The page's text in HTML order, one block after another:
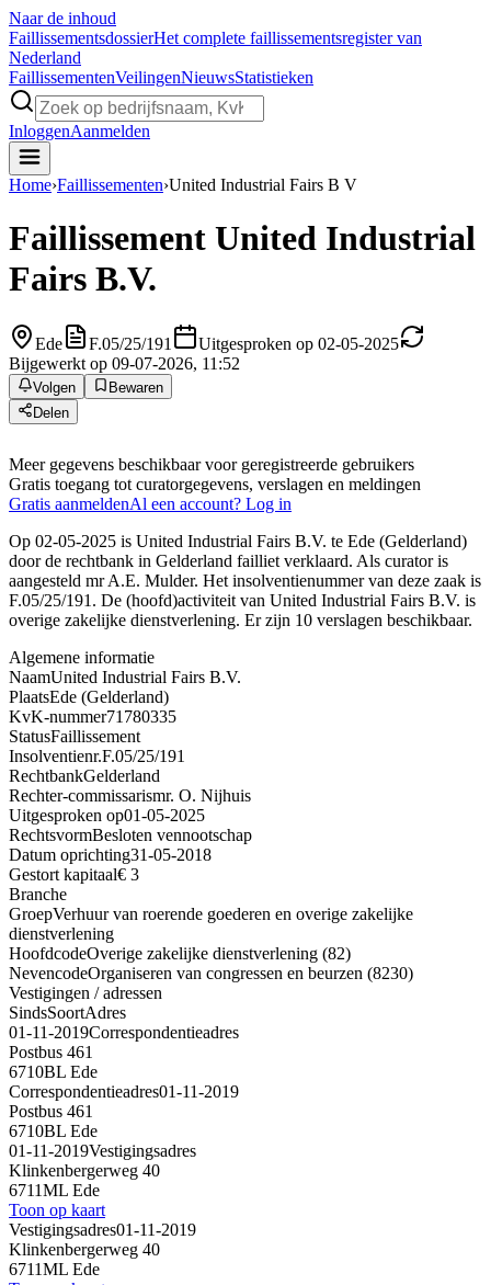
Naar de inhoud
FaillissementsdossierHet complete faillissementsregister van
Nederland
FaillissementenVeilingenNieuwsStatistieken
InloggenAanmelden
Home›Faillissementen›United Industrial Fairs B V
Faillissement United Industrial
Fairs B.V.
Ede F.05/25/191
Uitgesproken op 02-05-2025
Bijgewerkt op 09-07-2026, 11:52
Volgen
Bewaren
Delen
Meer gegevens beschikbaar voor geregistreerde gebruikers
Gratis toegang tot curatorgegevens, verslagen en meldingen
Gratis aanmeldenAl een account? Log in
Op 02-05-2025 is United Industrial Fairs B.V. te Ede (Gelderland)
door de rechtbank in Gelderland failliet verklaard. Als curator is
aangesteld mr A.E. Mulder. Het insolventienummer van deze zaak is
F.05/25/191. De (hoofd)activiteit van United Industrial Fairs B.V. is
overige zakelijke dienstverlening. Er zijn 10 verslagen beschikbaar.
Algemene informatie
NaamUnited Industrial Fairs B.V.
PlaatsEde (Gelderland)
KvK-nummer71780335
StatusFaillissement
Insolventienr.F.05/25/191
RechtbankGelderland
Rechter-commissarismr. O. Nijhuis
Uitgesproken op01-05-2025
RechtsvormBesloten vennootschap
Datum oprichting31-05-2018
Gestort kapitaal€ 3
Branche
GroepVerhuur van roerende goederen en overige zakelijke
dienstverlening
HoofdcodeOverige zakelijke dienstverlening (82)
NevencodeOrganiseren van congressen en beurzen (8230)
Vestigingen / adressen
SindsSoortAdres
01-11-2019Correspondentieadres
Postbus 461
6710BL Ede
Correspondentieadres01-11-2019
Postbus 461
6710BL Ede
01-11-2019Vestigingsadres
Klinkenbergerweg 40
6711ML Ede
Toon op kaart
Vestigingsadres01-11-2019
Klinkenbergerweg 40
6711ML Ede